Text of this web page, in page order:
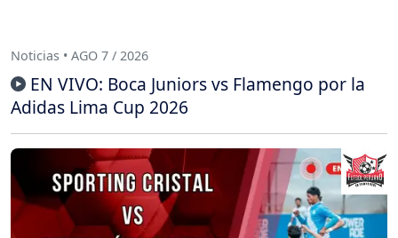
Noticias • AGO 7 / 2026
EN VIVO: Boca Juniors vs Flamengo por la
Adidas Lima Cup 2026